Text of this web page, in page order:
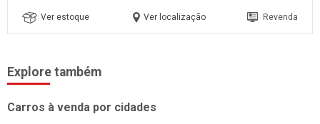
Ver estoque Ver localização Revenda
Explore também
Carros à venda por cidades